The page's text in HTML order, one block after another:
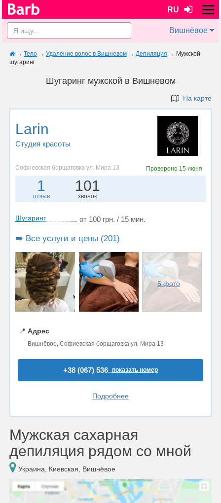
RU
Вишнёвое
→ Тело → Удаление волос в Вишневом → Депиляция → Мужской
шугаринг
Шугаринг мужской в Вишневом
На карте
Larin
Студия красоты
Софиевская борщаговка ул. Мира 13 Проверено 15 июня
1
отзыв
101
звонок
Шугаринг от 100 грн. / 15 мин.
➡️ Все услуги и цены (201)
5 фото
📍 Адрес
Вишнёвое, Софиевская борщаговка ул. Мира 13
+38 (067) 536..показать номер
Подробнее
Мужская сахарная
депиляция рядом со мной
Украина, Киевская, Вишнёвое